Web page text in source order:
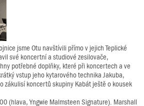
jsme Otu navštívili přímo v jejich Teplické
své koncertní a studiové zesilovače,
potřebné doplňky, které při koncertech a ve
vstup jeho kytarového technika Jakuba,
zákulisí koncertů skupiny Kabát ještě o kousek
(hlava, Yngwie Malmsteen Signature). Marshall